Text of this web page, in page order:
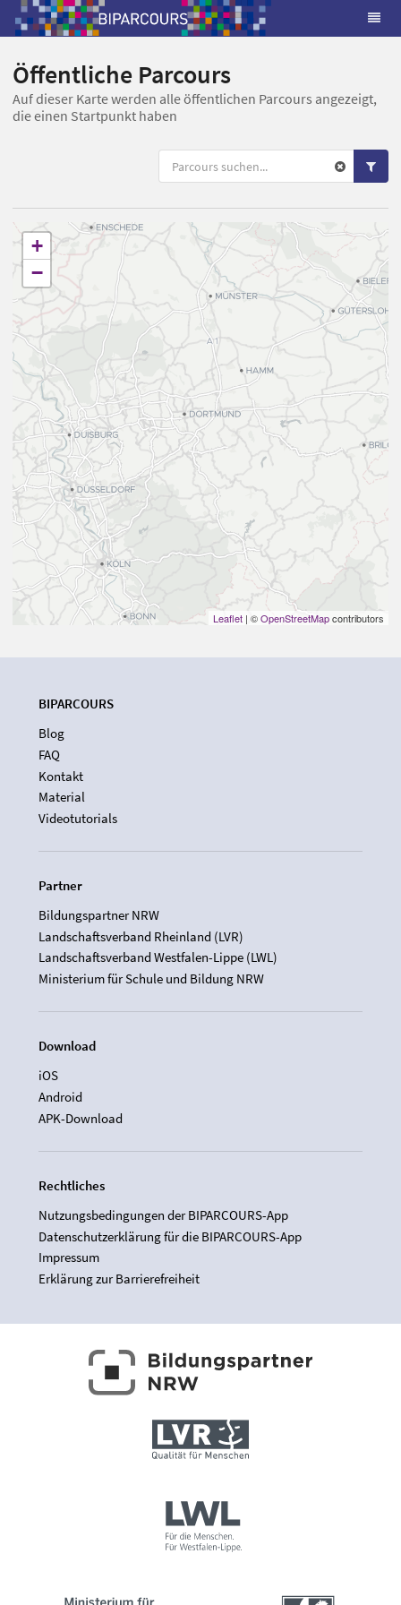
Öffentliche Parcours
Auf dieser Karte werden alle öffentlichen Parcours angezeigt,
die einen Startpunkt haben
+
−
Leaflet | ©OpenStreetMapcontributors
BIPARCOURS
Blog
FAQ
Kontakt
Material
Videotutorials
Partner
Bildungspartner NRW
Landschaftsverband Rheinland (LVR)
Landschaftsverband Westfalen-Lippe (LWL)
Ministerium für Schule und Bildung NRW
Download
iOS
Android
APK-Download
Rechtliches
Nutzungsbedingungen der BIPARCOURS-App
Datenschutzerklärung für die BIPARCOURS-App
Impressum
Erklärung zur Barrierefreiheit